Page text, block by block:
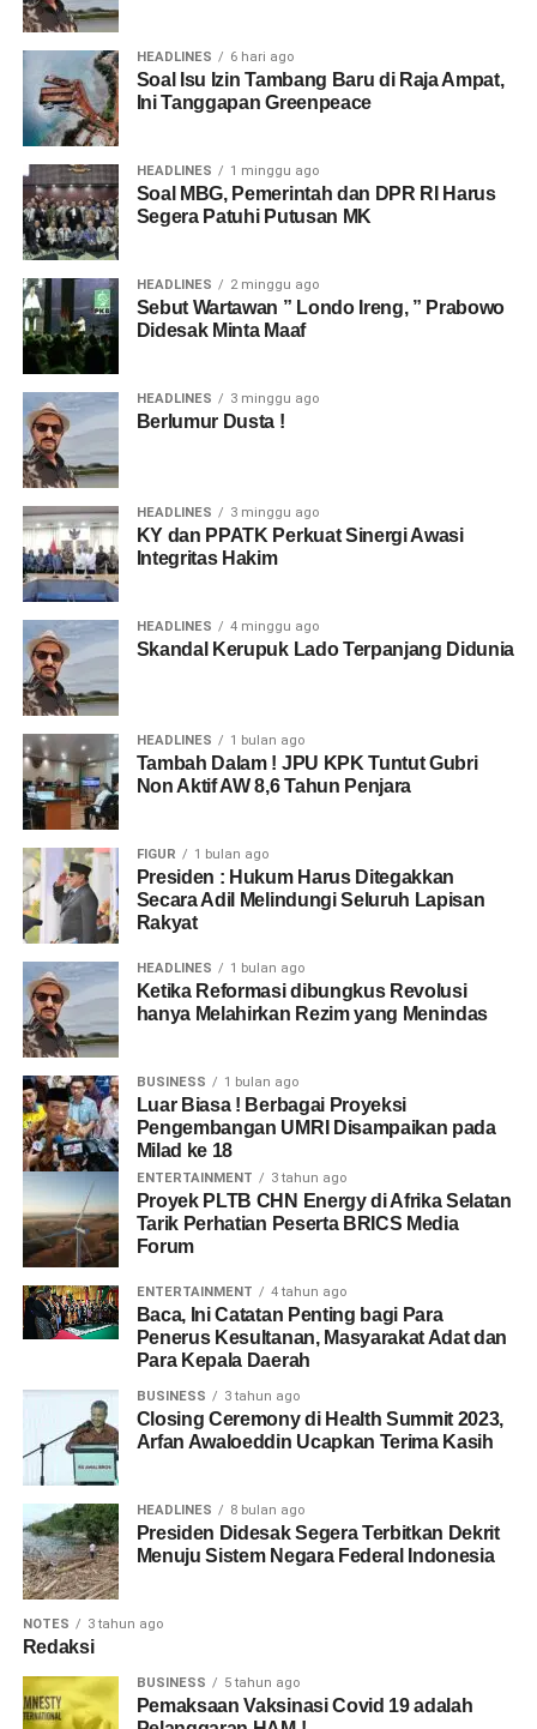
HEADLINES 6 hari ago
Soal Isu Izin Tambang Baru di Raja Ampat,
Ini Tanggapan Greenpeace
HEADLINES 1 minggu ago
Soal MBG, Pemerintah dan DPR RI Harus
Segera Patuhi Putusan MK
HEADLINES 2 minggu ago
Sebut Wartawan ” Londo Ireng, ” Prabowo
Didesak Minta Maaf
HEADLINES 3 minggu ago
Berlumur Dusta !
HEADLINES 3 minggu ago
KY dan PPATK Perkuat Sinergi Awasi
Integritas Hakim
HEADLINES 4 minggu ago
Skandal Kerupuk Lado Terpanjang Didunia
HEADLINES 1 bulan ago
Tambah Dalam ! JPU KPK Tuntut Gubri
Non Aktif AW 8,6 Tahun Penjara
FIGUR 1 bulan ago
Presiden : Hukum Harus Ditegakkan
Secara Adil Melindungi Seluruh Lapisan
Rakyat
HEADLINES 1 bulan ago
Ketika Reformasi dibungkus Revolusi
hanya Melahirkan Rezim yang Menindas
BUSINESS 1 bulan ago
Luar Biasa ! Berbagai Proyeksi
Pengembangan UMRI Disampaikan pada
Milad ke 18
ENTERTAINMENT 3 tahun ago
Proyek PLTB CHN Energy di Afrika Selatan
Tarik Perhatian Peserta BRICS Media
Forum
ENTERTAINMENT 4 tahun ago
Baca, Ini Catatan Penting bagi Para
Penerus Kesultanan, Masyarakat Adat dan
Para Kepala Daerah
BUSINESS 3 tahun ago
Closing Ceremony di Health Summit 2023,
Arfan Awaloeddin Ucapkan Terima Kasih
HEADLINES 8 bulan ago
Presiden Didesak Segera Terbitkan Dekrit
Menuju Sistem Negara Federal Indonesia
NOTES 3 tahun ago
Redaksi
BUSINESS 5 tahun ago
Pemaksaan Vaksinasi Covid 19 adalah